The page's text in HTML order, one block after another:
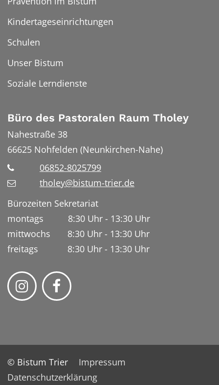
Kindertageseinrichtungen
Schulen
Unser Bistum
Soziale Lerndienste
Büro des Pastoralen Raum Tholey
Nahestraße 38
66625 Nohfelden (Neunkirchen-Nahe)
06852-8025799
tholey@bistum-trier.de
Bürozeiten Sekretariat
montags 8:30 Uhr - 13:30 Uhr
mittwochs 8:30 Uhr - 13:30 Uhr
freitags 8:30 Uhr - 13:30 Uhr
© Bistum Trier
Impressum
Datenschutzerklärung